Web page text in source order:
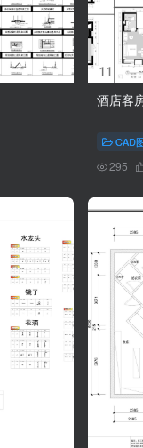
酒店客
CAD
295